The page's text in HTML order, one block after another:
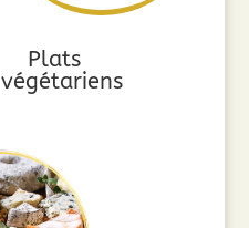
Plats
végétariens